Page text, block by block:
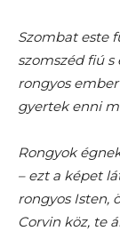
Szombat este
szomszéd fiú
rongyos
gyertek enni
Rongyok
– ezt a képet
rongyos Isten,
Corvin köz, te